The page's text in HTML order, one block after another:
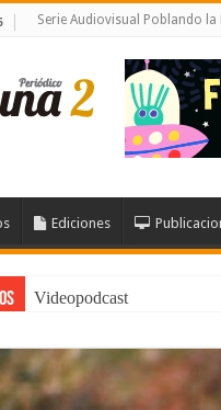
Serie Audiovisual Poblando la
Ediciones
Videopodcast